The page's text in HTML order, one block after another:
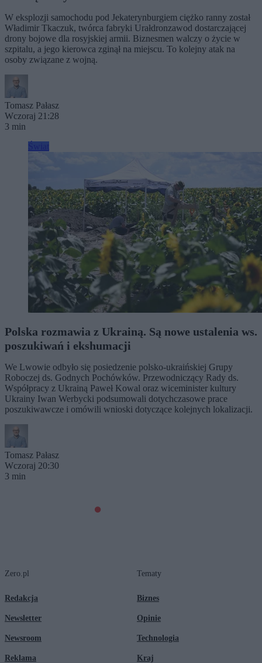
W eksplozji samochodu pod Jekaterynburgiem ciężko ranny został
Władimir Tkaczuk, twórca fabryki Urałdronzawod dostarczającej
drony bojowe dla rosyjskiej armii. Biznesmen walczy o życie w
szpitalu, a jego kierowca zginął na miejscu. To kolejny atak na
osoby związane z wojną.
Tomasz Pałasz
Wczoraj 21:28
3 min
Polska rozmawia z Ukrainą. Są nowe ustalenia ws.
poszukiwań i ekshumacji
We Lwowie odbyło się posiedzenie polsko-ukraińskiej Grupy
Roboczej ds. Godnych Pochówków. Przewodniczący Rady ds.
Współpracy z Ukrainą Paweł Kowal oraz wiceminister kultury
Ukrainy Iwan Werbycki podsumowali dotychczasowe prace
poszukiwawcze i omówili wnioski dotyczące kolejnych lokalizacji.
Tomasz Pałasz
Wczoraj 20:30
3 min
Zero.pl
Redakcja
Newsletter
Newsroom
Reklama
Tematy
Biznes
Opinie
Technologia
Kraj